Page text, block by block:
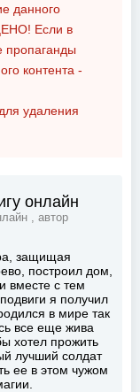
данного
Если в
пропаганды
контента -
для удаления
онлайн
, автор
защищая
построил дом,
вместе с тем
я получил
в мире так
все еще жива
хотел прожить
лучший солдат
ее в этом чужом